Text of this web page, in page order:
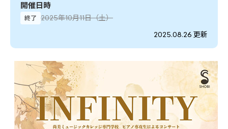
学校案内
募集学科
募集要項
開催日時
終了 2025年10月11日（土）
2025.08.26 更新